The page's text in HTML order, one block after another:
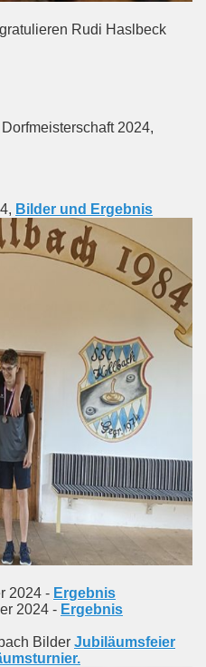
Rudi Haslbeck
2024,
Bilder und Ergebnis
2024 - Ergebnis
2024 - Ergebnis
Bilder Jubiläumsfeier